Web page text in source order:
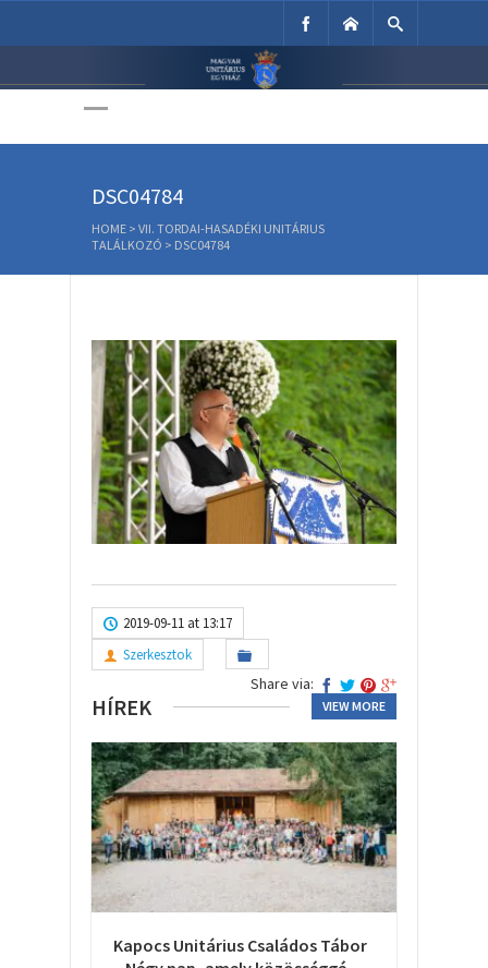
Unitárius Egyház
DSC04784
HOME > VII. TORDAI-HASADÉKI UNITÁRIUS
TALÁLKOZÓ > DSC04784
2019-09-11 at 13:17
Szerkesztok
Share via:
HÍREK VIEW MORE
Kapocs Unitárius Családos Tábor